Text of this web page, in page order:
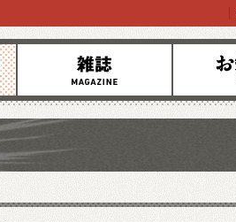
雑誌 お知らせ